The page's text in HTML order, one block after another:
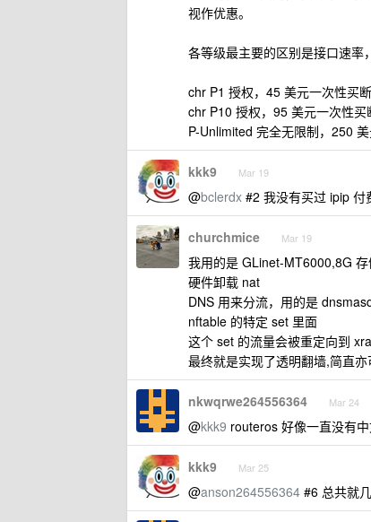
视作优惠。
各等级最主要的区别是接口速率
chr P1 授权，45 美元一次性买
chr P10 授权，95 美元一次性
P-Unlimited 完全无限制，250
kkk9 Mar 19
@bclerdx #2 我没有买过 ipip 付
churchmice Mar 19
我用的是 GLinet-MT6000,8G
硬件卸载 nat
DNS 用来分流，用的是
nftable 的特定 set 里面
这个 set 的流量会被重定向到
最终就是实现了透明翻墙,简直
nkwqrwe264556364 Mar 24
@kkk9 routeros 好像一直没有
kkk9 Mar 25
@anson264556364 #6 总共就